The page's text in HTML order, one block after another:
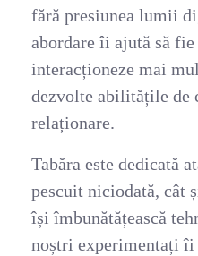
fără presiunea lumii
abordare îi ajută să
interacționeze mai
dezvolte abilitățile de
relaționare.
Tabăra este dedicată
pescuit niciodată, cât
își îmbunătățească
noștri experimentați